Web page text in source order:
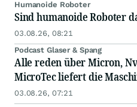
Humanoide Roboter
Sind humanoide Roboter
03.08.26, 08:21
Podcast Glaser & Spang
Alle reden über Micron,
MicroTec liefert die
03.08.26, 07:21